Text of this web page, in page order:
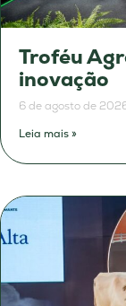
Troféu
inovação
6 de agosto de
Leia mais »